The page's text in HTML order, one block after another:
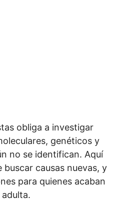
obliga a investigar
genéticos y
no se identifican. Aquí
buscar causas nuevas, y
para quienes acaban